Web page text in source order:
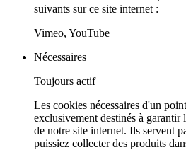
suivants sur ce site internet :
Vimeo, YouTube
Nécessaires
Toujours actif
Les cookies nécessaires d'un
exclusivement destinés à garantir
de notre site internet. Ils servent
puissiez collecter des produits